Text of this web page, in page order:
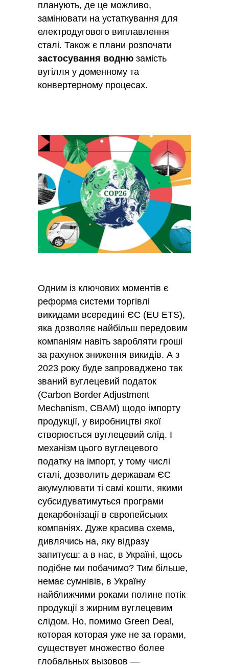
планують, де це можливо,
замінювати на устаткування для
електродугового виплавлення
сталі. Також є плани розпочати
застосування водню замість
вугілля у доменному та
конвертерному процесах.
Одним із ключових моментів є
реформа системи торгівлі
викидами всередині ЄС (EU ETS),
яка дозволяє найбільш передовим
компаніям навіть заробляти гроші
за рахунок зниження викидів. А з
2023 року буде запроваджено так
званий вуглецевий податок
(Carbon Border Adjustment
Mechanism, CBAM) щодо імпорту
продукції, у виробництві якої
створюється вуглецевий слід. І
механізм цього вуглецевого
податку на імпорт, у тому числі
сталі, дозволить державам ЄС
акумулювати ті самі кошти, якими
субсидуватимуться програми
декарбонізації в європейських
компаніях. Дуже красива схема,
дивлячись на, яку відразу
запитуєш: а в нас, в Україні, щось
подібне ми побачимо? Тим більше,
немає сумнівів, в Україну
найближчими роками полине потік
продукції з жирним вуглецевим
слідом. Но, помимо Green Deal,
которая которая уже не за горами,
существует множество более
глобальных вызовов —